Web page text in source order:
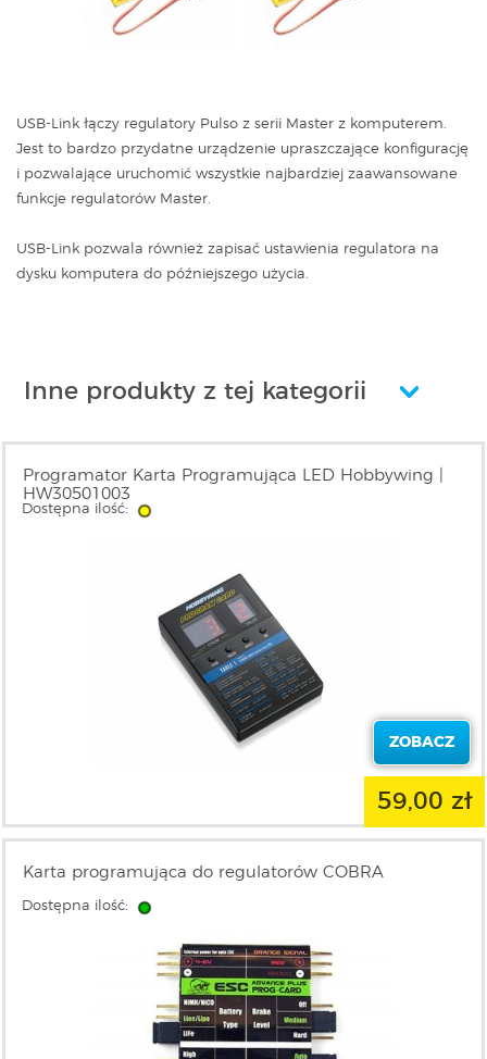
USB-Link łączy regulatory Pulso z serii Master z komputerem.
Jest to bardzo przydatne urządzenie upraszczające konfigurację
i pozwalające uruchomić wszystkie najbardziej zaawansowane
funkcje regulatorów Master.
USB-Link pozwala również zapisać ustawienia regulatora na
dysku komputera do późniejszego użycia.
Inne produkty z tej kategorii
Programator Karta Programująca LED Hobbywing |
HW30501003
Dostępna ilość:
ZOBACZ
59,00 zł
Karta programująca do regulatorów COBRA
Dostępna ilość: